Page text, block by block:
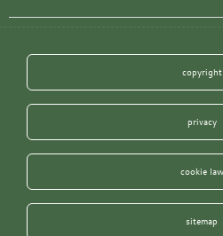
copyright
privacy
cookie law
sitemap